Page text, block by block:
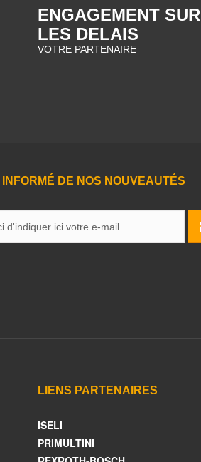
ENGAGEMENT SUR
LES DELAIS
VOTRE PARTENAIRE
INFORMÉ DE NOS NOUVEAUTÉS
LIENS PARTENAIRES
ISELI
PRIMULTINI